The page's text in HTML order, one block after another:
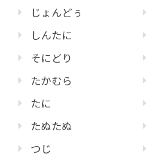
じょんどぅ
しんたに
そにどり
たかむら
たに
たぬたぬ
つじ